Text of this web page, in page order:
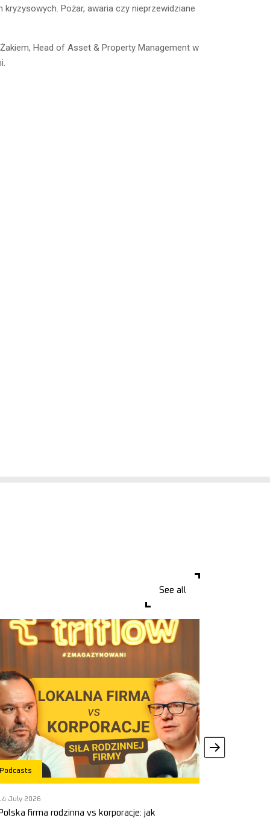
Pożar, awaria czy nieprzewidziane
Head of Asset & Property Management w
See all
Podcasts
July 2026
Polska firma rodzinna vs korporacje: jak